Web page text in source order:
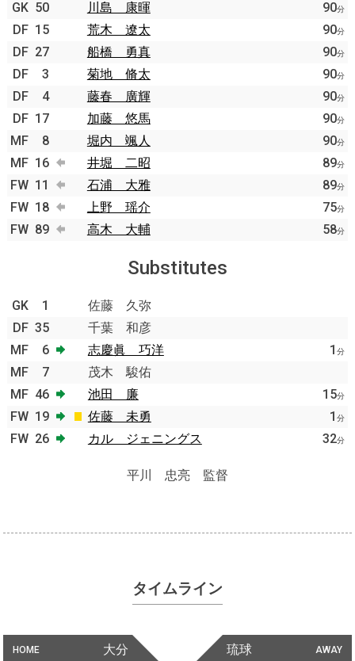
GK 50 川島 康暉 90分
DF 15 荒木 遼太 90分
DF 27 船橋 勇真 90分
DF 3 菊地 脩太 90分
DF 4 藤春 廣輝 90分
DF 17 加藤 悠馬 90分
MF 8 堀内 颯人 90分
MF 16 井堀 二昭 89分
FW 11 石浦 大雅 89分
FW 18 上野 瑶介 75分
FW 89 高木 大輔 58分
Substitutes
GK 1
佐藤 久弥
DF 35
千葉 和彦
MF
6 志慶眞 巧洋 1 分
MF 7
茂木 駿佑
MF 46 池田 廉 15分
FW 19 佐藤 未勇 1 分
FW 26 カル ジェニングス 32分
平川 忠亮 監督
タイムライン
HOME 大分 AWAY
琉球